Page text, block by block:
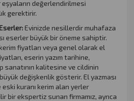
eşyaların değerlendirilmesi
gerektirir.
Evinizde nesillerdir muhafaza
eserler büyük bir öneme sahiptir.
kerim fiyatları veya genel olarak el
eserin yazım tarihine,
sanatının kalitesine ve cildinin
değişkenlik gösterir. El yazması
kuranı kerim alan yerler
bir ekspertiz sunan firmamız, ayrıca